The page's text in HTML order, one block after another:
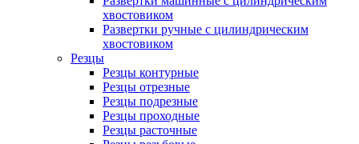
хвостовиком
Развертки ручные с цилиндрическим
хвостовиком
Резцы
Резцы контурные
Резцы отрезные
Резцы подрезные
Резцы проходные
Резцы расточные